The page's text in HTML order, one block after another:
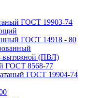
ГОСТ 19903-74
ГОСТ 14918 - 80
вытяжной (ПВЛ)
ГОСТ 8568-77
ГОСТ 19904-74